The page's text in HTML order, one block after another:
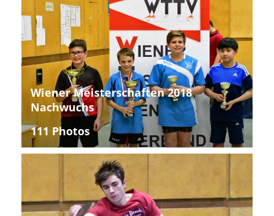
Wiener Meisterschaften 2018
Nachwuchs
111 Photos